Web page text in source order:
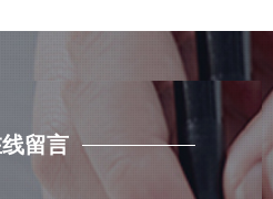
留言